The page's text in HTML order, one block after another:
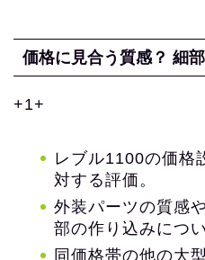
価格に見合う質感？ 細
+1+
レブル1100の価格
対する評価。
外装パーツの質感
部の作り込みについ
同価格帯の他の大